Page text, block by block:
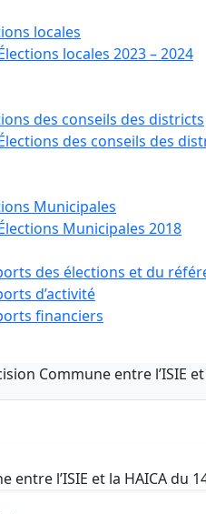
locales
locales 2023 – 2024
des conseils des districts
des conseils des
Municipales
Municipales 2018
des élections et du
d’activité
financiers
Commune entre l’ISIE